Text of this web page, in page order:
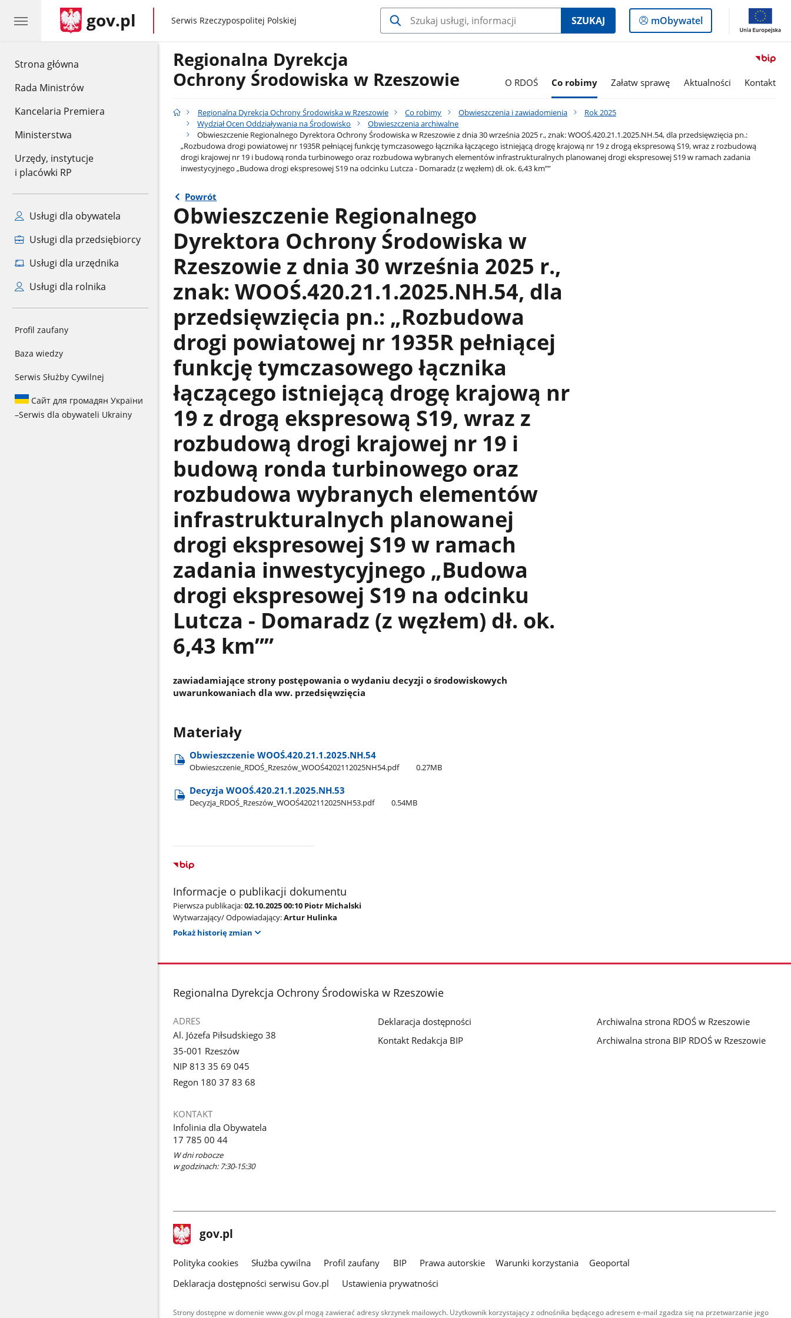
Strona główna
Rada Ministrów
Kancelaria Premiera
Ministerstwa
Urzędy, instytucje
i placówki RP
Usługi dla obywatela
Usługi dla przedsiębiorcy
Usługi dla urzędnika
Usługi dla rolnika
Profil zaufany
Baza wiedzy
Serwis Służby Cywilnej
Сайт для громадян України
–Serwis dla obywateli Ukrainy
gov.pl gov.pl
Serwis Rzeczypospolitej Polskiej SZUKAJ
Logowanie
do
mObywatel
Regionalna Dyrekcja
Ochrony Środowiska w Rzeszowie
O RDOŚ Co robimy Załatw sprawę Aktualności Kontakt
Regionalna Dyrekcja Ochrony Środowiska w Rzeszowie Co robimy Obwieszczenia i zawiadomienia
Rok 2025
Wydział Ocen Oddziaływania na Środowisko
Obwieszczenia archiwalne
Obwieszczenie Regionalnego Dyrektora Ochrony Środowiska w Rzeszowie z dnia 30 września 2025 r., znak: WOOŚ.420.21.1.2025.NH.54, dla przedsięwzięcia pn.:
„Rozbudowa drogi powiatowej nr 1935R pełniącej funkcję tymczasowego łącznika łączącego istniejącą drogę krajową nr 19 z drogą ekspresową S19, wraz z rozbudową
drogi krajowej nr 19 i budową ronda turbinowego oraz rozbudowa wybranych elementów infrastrukturalnych planowanej drogi ekspresowej S19 w ramach zadania
inwestycyjnego „Budowa drogi ekspresowej S19 na odcinku Lutcza - Domaradz (z węzłem) dł. ok. 6,43 km””
Powrót
Obwieszczenie Regionalnego
Dyrektora Ochrony Środowiska w
Rzeszowie z dnia 30 września 2025 r.,
znak: WOOŚ.420.21.1.2025.NH.54, dla
przedsięwzięcia pn.: „Rozbudowa
drogi powiatowej nr 1935R pełniącej
funkcję tymczasowego łącznika
łączącego istniejącą drogę krajową nr
19 z drogą ekspresową S19, wraz z
rozbudową drogi krajowej nr 19 i
budową ronda turbinowego oraz
rozbudowa wybranych elementów
infrastrukturalnych planowanej
drogi ekspresowej S19 w ramach
zadania inwestycyjnego „Budowa
drogi ekspresowej S19 na odcinku
Lutcza - Domaradz (z węzłem) dł. ok.
6,43 km””
zawiadamiające strony postępowania o wydaniu decyzji o środowiskowych
uwarunkowaniach dla ww. przedsięwzięcia
Materiały
Obwieszczenie WOOŚ.420.21.1.2025.NH.54
Obwieszczenie​_RDOŚ​_Rzeszów​_WOOŚ4202112025NH54.pdf 0.27MB
Decyzja WOOŚ.420.21.1.2025.NH.53
Decyzja​_RDOŚ​_Rzeszów​_WOOŚ4202112025NH53.pdf 0.54MB
Informacje o publikacji dokumentu
Pierwsza publikacja:02.10.2025 00:10 Piotr Michalski
Wytwarzający/ Odpowiadający:Artur Hulinka
Pokaż historię zmian
stopka
Regionalna Dyrekcja Ochrony Środowiska w Rzeszowie
ADRES
Al. Józefa Piłsudskiego 38
35-001 Rzeszów
NIP 813 35 69 045
Regon 180 37 83 68
KONTAKT
Infolinia dla Obywatela
17 785 00 44
W dni robocze
w godzinach: 7:30-15:30
Deklaracja dostępności
Kontakt Redakcja BIP
Archiwalna strona RDOŚ w Rzeszowie
Archiwalna strona BIP RDOŚ w Rzeszowie
stopka
gov.pl Strona
gov.pl
gov.pl
Polityka cookies Służba cywilna Profil zaufany BIP Prawa autorskie Warunki korzystania
Geoportal
Deklaracja dostępności serwisu Gov.pl
Ustawienia prywatności
Strony dostępne w domenie www.gov.pl mogą zawierać adresy skrzynek mailowych. Użytkownik korzystający z odnośnika będącego adresem e-mail zgadza się na przetwarzanie jego